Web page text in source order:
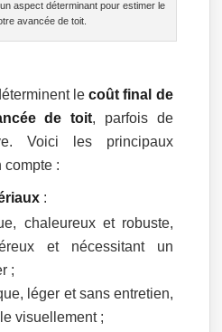
aspect déterminant pour estimer le
avancée de toit.
lecoût final de
de toit, parfois de
Voici les principaux
compte :
:
chaleureux et robuste,
et nécessitant un
;
léger et sans entretien,
visuellement ;